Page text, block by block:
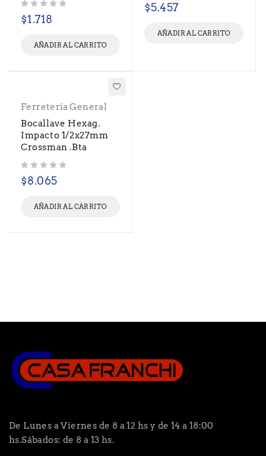
$1.718
AÑADIR AL CARRITO
$5.457
AÑADIR AL CARRITO
Ferretería General
Bocallave Hexag.
Impacto 1/2x27mm
Crossman .Bta
$8.065
AÑADIR AL CARRITO
De Lunes a Viernes de 8 a 12 hs y de 14 a 18:00
hs.Sábados: de 8 a 13 hs.